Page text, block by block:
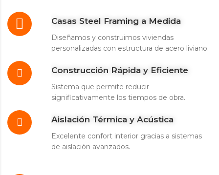
Casas Steel Framing a Medida
Diseñamos y construimos viviendas
personalizadas con estructura de acero liviano.
Construcción Rápida y Eficiente
Sistema que permite reducir
significativamente los tiempos de obra.
Aislación Térmica y Acústica
Excelente confort interior gracias a sistemas
de aislación avanzados.